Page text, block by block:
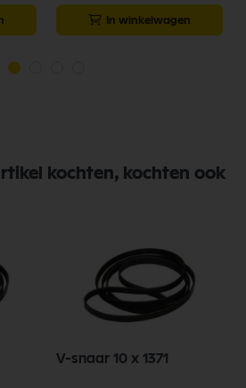
In winkelwagen
kochten, kochten ook
V-snaar 10 x 1371